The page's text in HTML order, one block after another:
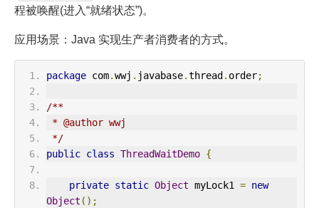
程被唤醒(进入“就绪状态”)。
应用场景：Java 实现生产者消费者的方式。
package com.wwj . javabase.thread . order;
/**
* @author wwj
*/
public class ThreadWaitDemo {
private static Object myLock1 = new
Object ();